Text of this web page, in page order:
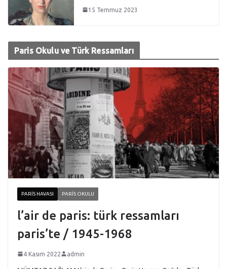
15 Temmuz 2023
Paris Okulu ve Türk Ressamları
PARIS HAVASI PARIS OKULU
l’air de paris: türk ressamları
paris’te / 1945-1968
4 Kasım 2022 admin